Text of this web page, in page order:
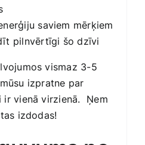
saviem mērķiem
pilnvērtīgi šo dzīvi
vismaz 3-5
izpratne par
ir vienā virzienā. Ņem
izdodas!